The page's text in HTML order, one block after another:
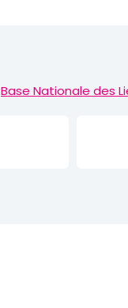
Base Nationale des